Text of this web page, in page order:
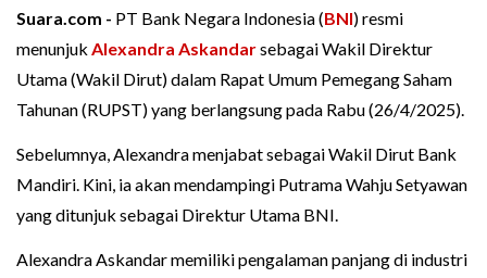
Suara.com - PT Bank Negara Indonesia (BNI) resmi
menunjuk Alexandra Askandarsebagai Wakil Direktur
Utama (Wakil Dirut) dalam Rapat Umum Pemegang Saham
Tahunan (RUPST) yang berlangsung pada Rabu (26/4/2025).
Sebelumnya, Alexandra menjabat sebagai Wakil Dirut Bank
Mandiri. Kini, ia akan mendampingi Putrama Wahju Setyawan
yang ditunjuk sebagai Direktur Utama BNI.
Alexandra Askandar memiliki pengalaman panjang di industri